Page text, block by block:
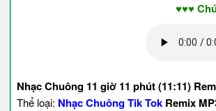
♥♥♥ Chúc Bạn
Nhạc Chuông 11 giờ 11 phút (11:11)
Thể loại: Nhạc Chuông Tik Tok Remix